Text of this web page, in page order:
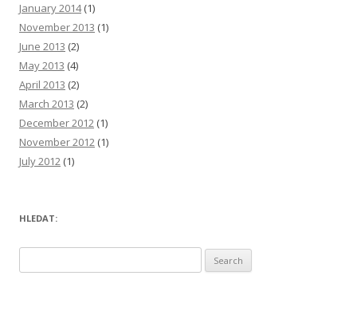
January 2014(1)
November 2013 (1)
June 2013 (2)
May 2013 (4)
April 2013 (2)
March 2013 (2)
December 2012 (1)
November 2012 (1)
July 2012 (1)
HLEDAT:
e